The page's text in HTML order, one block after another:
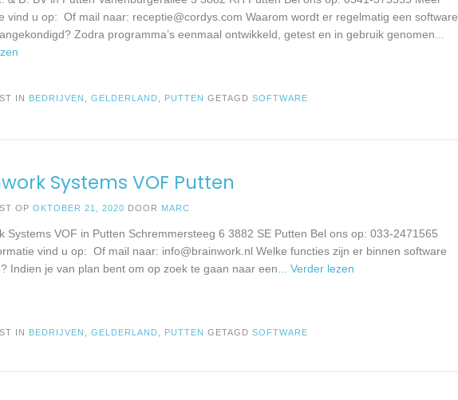
vind u op: Of mail naar: receptie@cordys.com Waarom wordt er regelmatig een software
Zodra programma’s eenmaal ontwikkeld, getest en in gebruik genomen
IN BEDRIJVEN ,GELDERLAND PUTTEN GETAGDSOFTWARE
Systems VOF Putten
OPOKTOBER 21, 2020 DOOR MARC
Systems VOF in Putten Schremmersteeg 6 3882 SE Putten Bel ons op: 033-2471565
vind u op: Of mail naar: info@brainwork.nl Welke functies zijn er binnen software
Indien je van plan bent om op zoek te gaan naar een ... Verder lezen
IN BEDRIJVEN ,GELDERLAND PUTTEN GETAGDSOFTWARE